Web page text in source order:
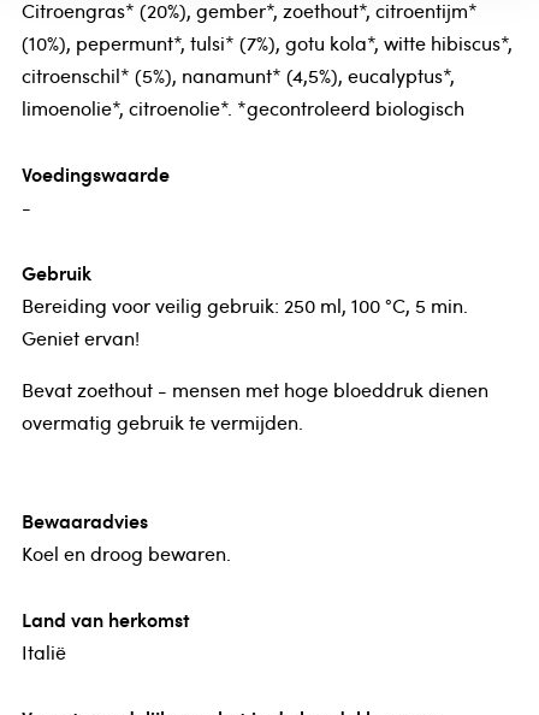
Citroengras* (20%), gember*, zoethout*, citroentijm*
(10%), pepermunt*, tulsi* (7%), gotu kola*, witte hibiscus*,
citroenschil* (5%), nanamunt* (4,5%), eucalyptus*,
limoenolie*, citroenolie*. *gecontroleerd biologisch
Voedingswaarde
-
Gebruik
Bereiding voor veilig gebruik: 250 ml, 100 °C, 5 min.
Geniet ervan!
Bevat zoethout - mensen met hoge bloeddruk dienen
overmatig gebruik te vermijden.
Bewaaradvies
Koel en droog bewaren.
Land van herkomst
Italië